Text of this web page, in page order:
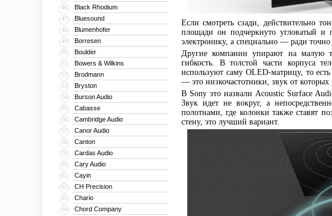
46 Black Rhodium
47 Bluesound
48 Blumenhofer
49 Borresen
50 Boulder
51 Bowers & Wilkins
52 Brodmann
53 Bryston
54 Burson Audio
55 Cabasse
56 Cambridge Audio
57 Canor Audio
58 Canton
59 Cardas Audio
60 Cary Audio
61 Cayin
62 CH Precision
63 Chario
64 Chord Company
Если смотреть сзади, действительно
площади он подчеркнуто угловатый и
электронику, а специально — ради
Другие компании упирают на малую
гибкость. В толстой части корпуса
используют саму OLED-матрицу, то
— это низкочастотники, звук от которых
В Sony это назвали Acoustic Surface
Звук идет не вокруг, а
полотнами, где колонки также ставят
стену, это лучший вариант.